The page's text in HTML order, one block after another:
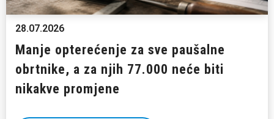
28.07.2026
Manje opterećenje za sve paušalne
obrtnike, a za njih 77.000 neće biti
nikakve promjene